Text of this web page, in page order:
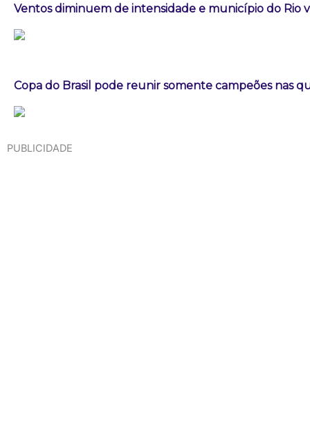
Ventos diminuem de intensidade e município do Rio
Copa do Brasil pode reunir somente campeões nas
PUBLICIDADE